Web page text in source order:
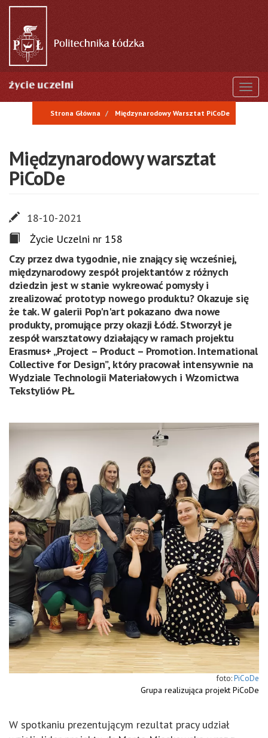
Przejdź
treści
Strona Główna Międzynarodowy Warsztat PiCoDe
Międzynarodowy warsztat
PiCoDe
18-10-2021
Życie Uczelni nr 158
Czy przez dwa tygodnie, nie znający się wcześniej,
międzynarodowy zespół projektantów z różnych
dziedzin jest w stanie wykreować pomysły i
zrealizować prototyp nowego produktu? Okazuje się
że tak. W galerii Pop'n'art pokazano dwa nowe
produkty, promujące przy okazji Łódź. Stworzył je
zespół warsztatowy działający w ramach projektu
Erasmus+ „Project – Product – Promotion. International
Collective for Design”, który pracował intensywnie na
Wydziale Technologii Materiałowych i Wzornictwa
Tekstyliów PŁ.
PiCoDe
Grupa realizująca projekt PiCoDe
W spotkaniu prezentującym rezultat pracy udział